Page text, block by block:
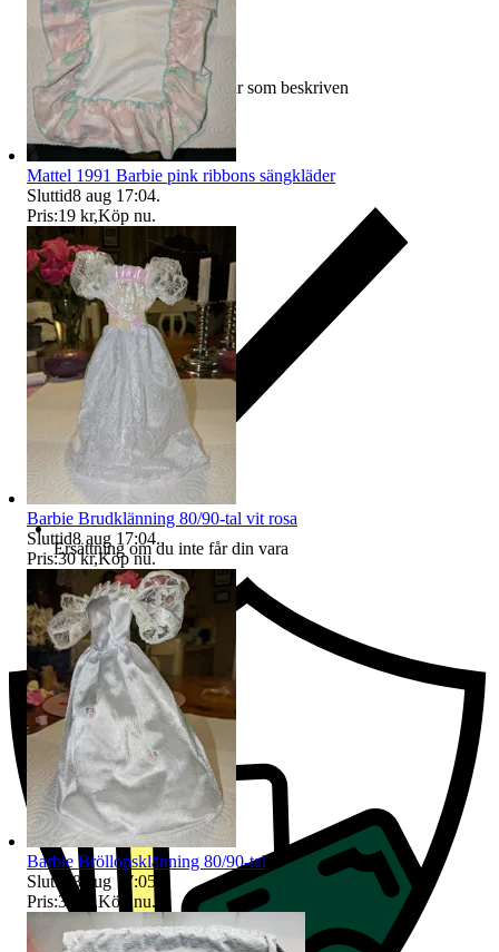
Ersättning om varan inte är som beskriven
Ersättning om du inte får din vara
Mattel 1991 Barbie pink ribbons sängkläder
Sluttid8 aug 17:04.
Pris:19 kr,Köp nu.
Barbie Brudklänning 80/90-tal vit rosa
Sluttid8 aug 17:04.
Pris:30 kr,Köp nu.
Barbie Bröllopsklänning 80/90-tal
Sluttid 8 aug 17:05
Pris:30 kr ,Köp nu.